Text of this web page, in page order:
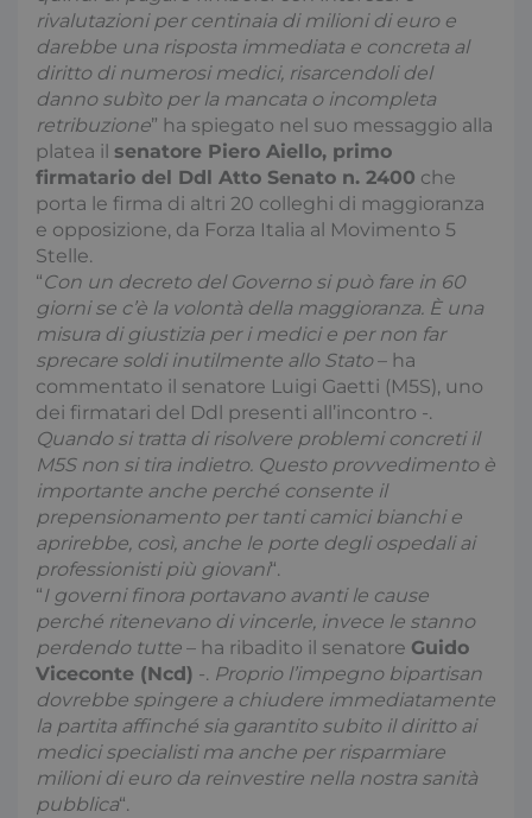
rivalutazioni per centinaia di milioni di euro e
darebbe una risposta immediata e concreta al
diritto di numerosi medici, risarcendoli del
danno subìto per la mancata o incompleta
retribuzione” ha spiegato nel suo messaggio alla
platea il senatore Piero Aiello, primo
firmatario del Ddl Atto Senato n. 2400 che
porta le firma di altri 20 colleghi di maggioranza
e opposizione, da Forza Italia al Movimento 5
Stelle.
“Con un decreto del Governo si può fare in 60
giorni se c’è la volontà della maggioranza. È una
misura di giustizia per i medici e per non far
sprecare soldi inutilmente allo Stato– ha
commentato il senatore Luigi Gaetti (M5S), uno
dei firmatari del Ddl presenti all’incontro -.
Quando si tratta di risolvere problemi concreti il
M5S non si tira indietro. Questo provvedimento è
importante anche perché consente il
prepensionamento per tanti camici bianchi e
aprirebbe, così, anche le porte degli ospedali ai
professionisti più giovani“.
“I governi finora portavano avanti le cause
perché ritenevano di vincerle, invece le stanno
perdendo tutte – ha ribadito il senatore Guido
Viceconte (Ncd) -. Proprio l’impegno bipartisan
dovrebbe spingere a chiudere immediatamente
la partita affinché sia garantito subito il diritto ai
medici specialisti ma anche per risparmiare
milioni di euro da reinvestire nella nostra sanità
pubblica“.